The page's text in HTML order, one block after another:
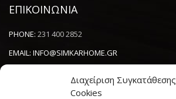
Διαχείριση Συγκατάθεσης
Cookies
ΕΠΙΚΟΙΝΩΝΙΑ
PHONE: 231 400 2852
EMAIL: INFO@SIMKARHOME.GR